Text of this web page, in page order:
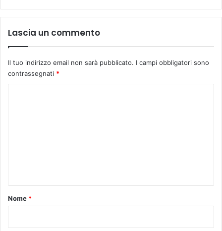
Lascia un commento
Il tuo indirizzo email non sarà pubblicato. I campi obbligatori sono
contrassegnati *
o
Nome *